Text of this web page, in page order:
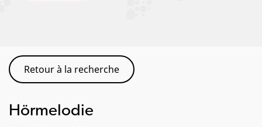
Retour à la recherche
Hörmelodie